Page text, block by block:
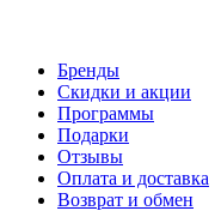
Бренды
Скидки и акции
Программы
Подарки
Отзывы
Оплата и доставка
Возврат и обмен